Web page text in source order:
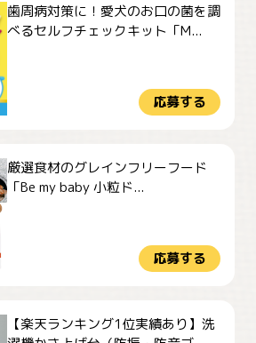
歯周病対策に！愛犬のお口の菌を調
べるセルフチェックキット「M...
応募する
厳選食材のグレインフリーフード
「Be my baby 小粒ド...
応募する
【楽天ランキング1位実績あり】洗